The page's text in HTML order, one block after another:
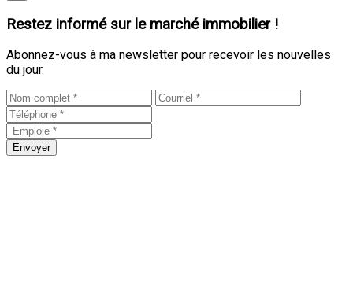
Restez informé sur le marché immobilier !
Abonnez-vous à ma newsletter pour recevoir les nouvelles
du jour.
Envoyer